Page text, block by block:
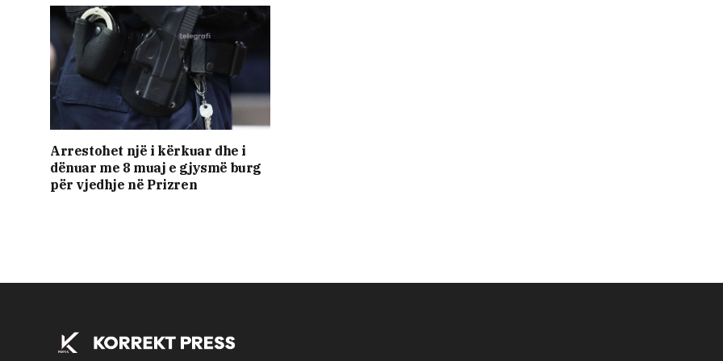
Arrestohet një i kërkuar dhe i
dënuar me 8 muaj e gjysmë burg
për vjedhje në Prizren